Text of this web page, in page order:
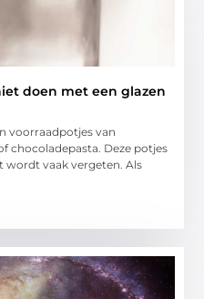
doen met een glazen
voorraadpotjes van
chocoladepasta. Deze potjes
wordt vaak vergeten. Als